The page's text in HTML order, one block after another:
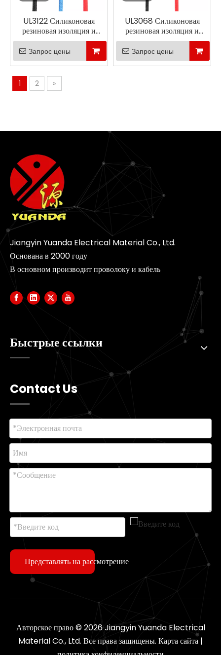
UL3122 Силиконовая
резиновая изоляция и
плетеная плетена
Запрос цены
UL3068 Силиконовая
резиновая изоляция и
плетена
Запрос цены
1 2 »
Jiangyin Yuanda Electrical Material Co., Ltd.
Основана в 2000 году
В основном производит проволоку и кабель
Быстрые ссылки
Contact Us
Представлять на рассмотрение
Авторское право ©2026Jiangyin Yuanda Electrical
Material Co., Ltd. Все права защищены. Карта сайта |